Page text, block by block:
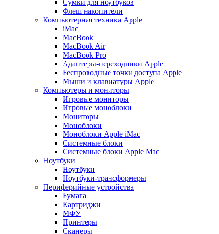
Сумки для ноутбуков
Флеш накопители
Компьютерная техника Apple
iMac
MacBook
MacBook Air
MacBook Pro
Адаптеры-переходники Apple
Беспроводные точки доступа Apple
Мыши и клавиатуры Apple
Компьютеры и мониторы
Игровые мониторы
Игровые моноблоки
Мониторы
Моноблоки
Моноблоки Apple iMac
Системные блоки
Системные блоки Apple Mac
Ноутбуки
Ноутбуки
Ноутбуки-трансформеры
Периферийные устройства
Бумага
Картриджи
МФУ
Принтеры
Сканеры